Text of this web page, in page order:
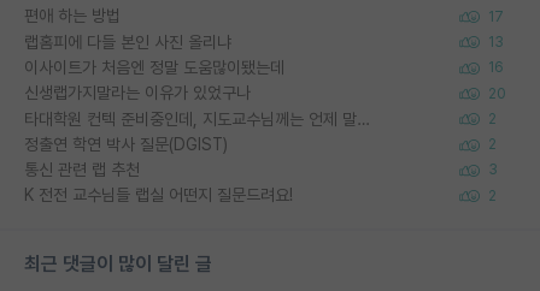
편애 하는 방법 17
랩홈피에 다들 본인 사진 올리냐 13
이사이트가 처음엔 정말 도움많이됐는데 16
신생랩가지말라는 이유가 있었구나 20
타대학원 컨텍 준비중인데, 지도교수님께는 언제 말씀드려야 할까요? 2
정출연 학연 박사 질문(DGIST) 2
통신 관련 랩 추천 3
K 전전 교수님들 랩실 어떤지 질문드려요! 2
최근 댓글이 많이 달린 글